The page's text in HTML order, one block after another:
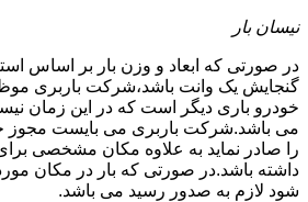
نیسان بار
در صورتی که ابعاد و وزن بار بر اساس
گنجایش یک وانت باشد،شرکت باربری
خودرو باری دیگر است که در این زمان
می باشد.شرکت باربری می بایست مجوز
را صادر نماید به علاوه مکان مشخصی برای
داشته باشد.در صورتی که بار در مکان
شود لازم به صدور رسید می باشد.